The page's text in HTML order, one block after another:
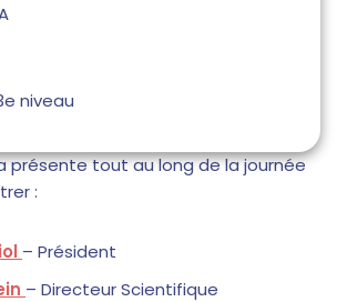
niveau
présente tout au long de la journée
:
– Président
– Directeur Scientifique